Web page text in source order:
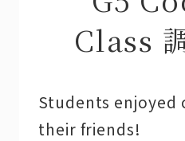
Class
Students enjoyed
their friends!